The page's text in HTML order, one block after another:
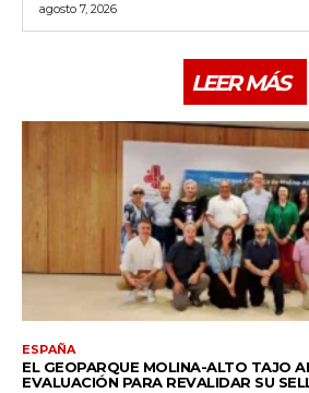
agosto 7, 2026
LEER MÁS
ESPAÑA
EL GEOPARQUE MOLINA-ALTO TAJO
EVALUACIÓN PARA REVALIDAR SU